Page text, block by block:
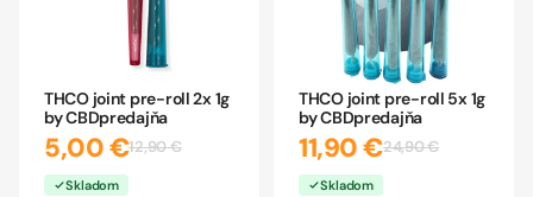
THCO joint pre-roll 2x 1g
by CBDpredajňa
5,00 €12,90 €
Skladom
THCO joint pre-roll 5x 1g
by CBDpredajňa
11,90 €24,90 €
Skladom